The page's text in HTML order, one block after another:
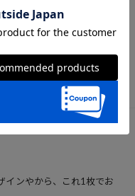
26.5cm
インやから、これ1枚でお